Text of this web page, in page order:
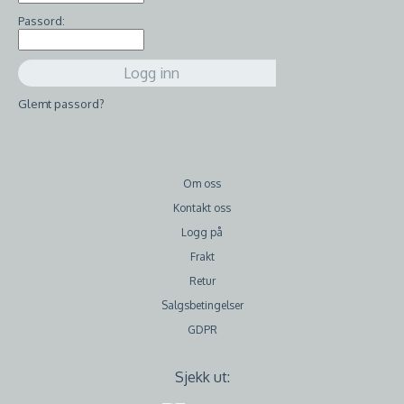
Passord:
Glemt passord?
Om oss
Kontakt oss
Logg på
Frakt
Retur
Salgsbetingelser
GDPR
Sjekk ut: